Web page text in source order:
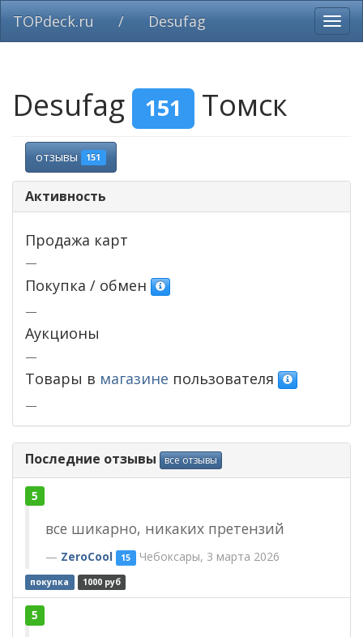
TOPdeck.ru / Desufag
Desufag 151 Томск
отзывы 151
Активность
Продажа карт
—
Покупка / обмен
—
Аукционы
—
Товары в магазине пользователя
—
Последние отзывы все отзывы
5
все шикарно, никаких претензий
ZeroCool 15 Чебоксары, 3 марта 2026
покупка 1000 руб
5